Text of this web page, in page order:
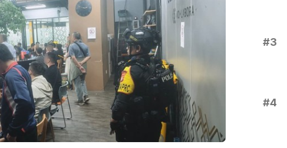
#3
#4